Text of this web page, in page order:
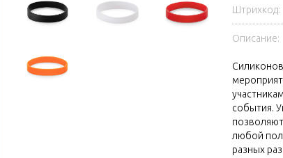
Штрихкод:
Описание:
события.
любой
разных